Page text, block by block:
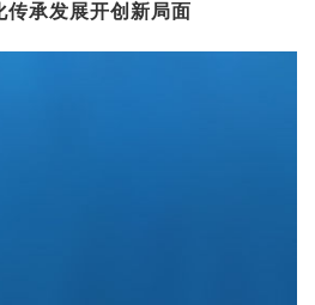
承发展开创新局面